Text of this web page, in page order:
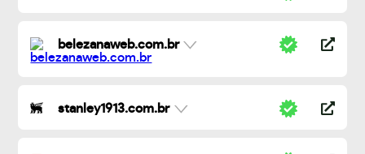
belezanaweb.com.br
stanley1913.com.br